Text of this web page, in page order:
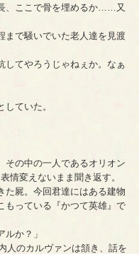
、ここで骨を埋めるか……又
で騒いでいた老人達を見渡
してやろうじゃねぇか。なぁ
ていた。
の中の一人であるオリオン
情変えないまま聞き返す。
た屍。今回君達にはある建物
もっている『かつて英雄』で
か？」
人のカルヴァンは頷き、話を